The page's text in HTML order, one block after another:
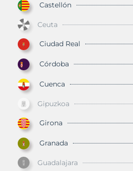
Castellón
Ceuta
Ciudad Real
Córdoba
Cuenca
Gipuzkoa
Girona
Granada
Guadalajara